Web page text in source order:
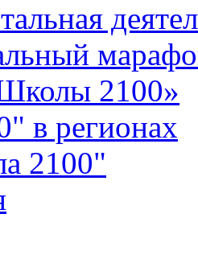
2100»
в регионах
2100"